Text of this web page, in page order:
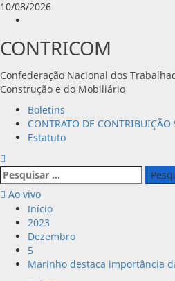
Avançar
para
conteúdo
10/08/2026
CONTRICOM
Confederação Nacional dos
Construção e do Mobiliário
Menu
principal
Boletins
CONTRATO DE CONTRIBUIÇÃO
Estatuto
Pesquisar
por:
Ao vivo
Início
2023
Dezembro
5
Marinho destaca importância